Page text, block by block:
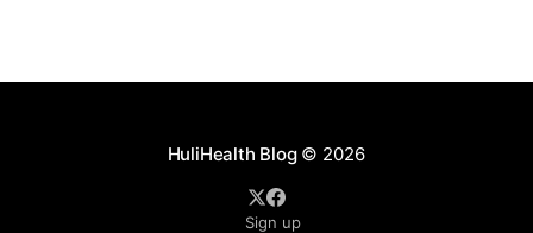
HuliHealth Blog© 2026
Sign up